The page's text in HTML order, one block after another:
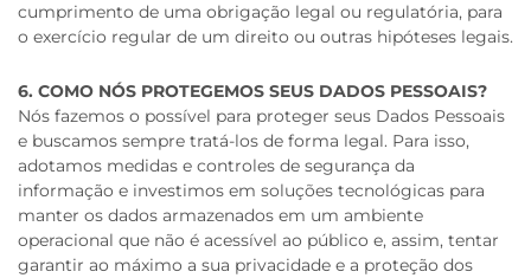
cumprimento de uma obrigação legal ou regulatória, para
o exercício regular de um direito ou outras hipóteses legais.
6. COMO NÓS PROTEGEMOS SEUS DADOS PESSOAIS?
Nós fazemos o possível para proteger seus Dados Pessoais
e buscamos sempre tratá-los de forma legal. Para isso,
adotamos medidas e controles de segurança da
informação e investimos em soluções tecnológicas para
manter os dados armazenados em um ambiente
operacional que não é acessível ao público e, assim, tentar
garantir ao máximo a sua privacidade e a proteção dos